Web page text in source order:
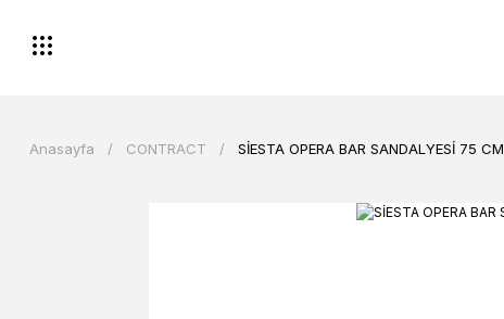
Anasayfa CONTRACT SİESTA OPERA BAR SANDALYESİ 75 CM